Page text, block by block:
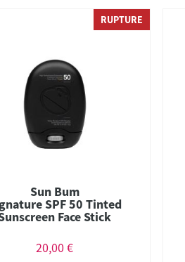
RUPTURE
Sun Bum
SPF 50 Tinted
Face Stick
20,00 €